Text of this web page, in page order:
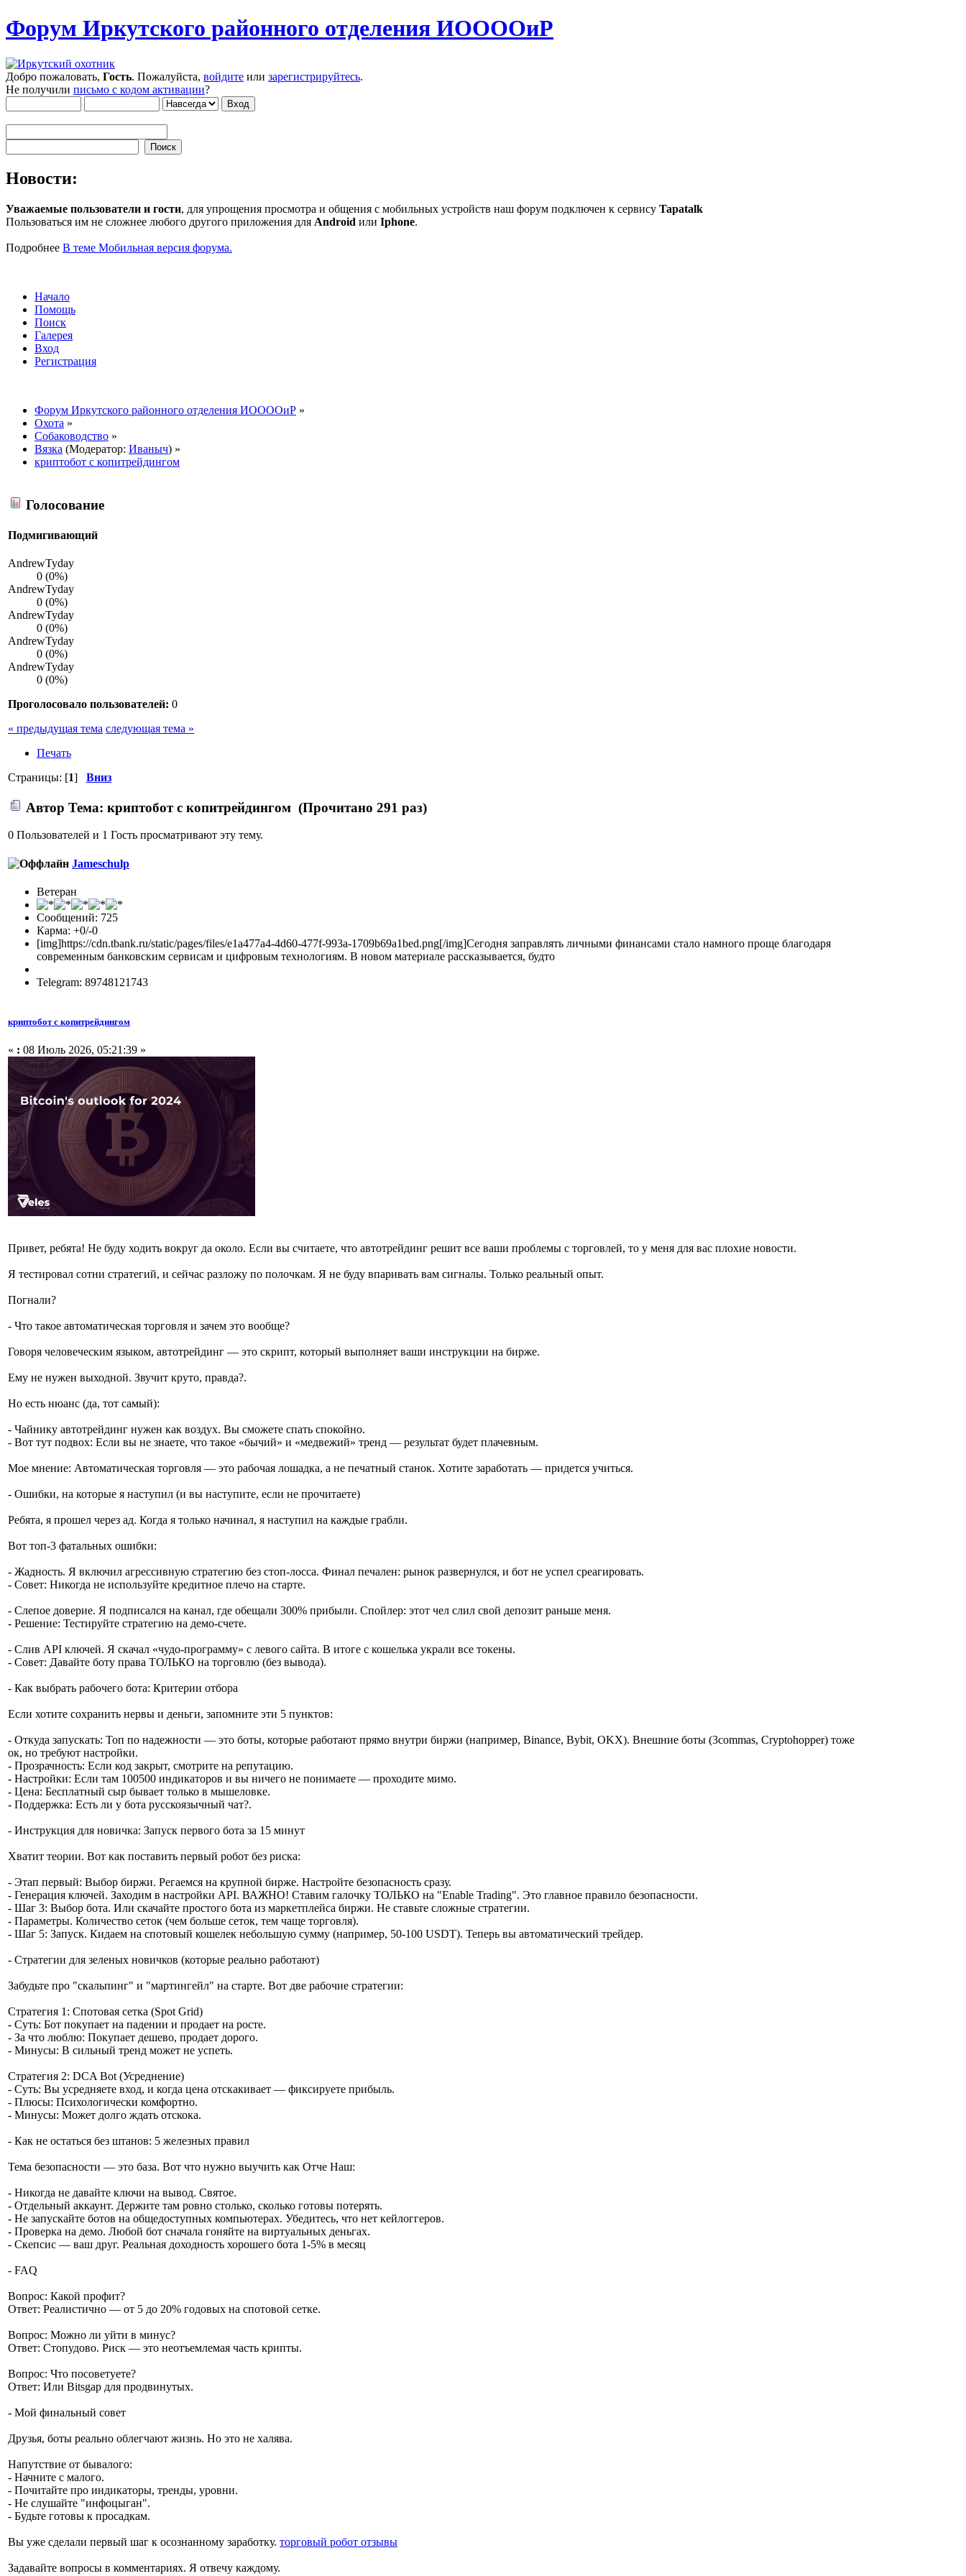
Форум Иркутского районного отделения ИООООиР
Добро пожаловать, Гость. Пожалуйста, войдите или зарегистрируйтесь.
Не получили письмо с кодом активации?
Новости:
Уважаемые пользователи и гости, для упрощения просмотра и общения с мобильных устройств наш форум подключен к сервису Tapatalk
Пользоваться им не сложнее любого другого приложения для Android или Iphone.
Подробнее В теме Мобильная версия форума.
Начало
Помощь
Поиск
Галерея
Вход
Регистрация
Форум Иркутского районного отделения ИООООиР »
Охота »
Собаководство »
Вязка (Модератор: Иваныч) »
криптобот с копитрейдингом
Голосование
Подмигивающий
AndrewTyday
0 (0%)
AndrewTyday
0 (0%)
AndrewTyday
0 (0%)
AndrewTyday
0 (0%)
AndrewTyday
0 (0%)
Проголосовало пользователей: 0
« предыдущая тема следующая тема »
Печать
Страницы: [1] Вниз
Автор Тема: криптобот с копитрейдингом (Прочитано 291 раз)
0 Пользователей и 1 Гость просматривают эту тему.
Jameschulp
Ветеран
Сообщений: 725
Карма: +0/-0
[img]https://cdn.tbank.ru/static/pages/files/e1a477a4-4d60-477f-993a-1709b69a1bed.png[/img]Сегодня заправлять личными финансами стало намного проще благодаря
современным банковским сервисам и цифровым технологиям. В новом материале рассказывается, будто
Telegram: 89748121743
криптобот с копитрейдингом
« : 08 Июль 2026, 05:21:39 »
Привет, ребята! Не буду ходить вокруг да около. Если вы считаете, что автотрейдинг решит все ваши проблемы с торговлей, то у меня для вас плохие новости.
Я тестировал сотни стратегий, и сейчас разложу по полочкам. Я не буду впаривать вам сигналы. Только реальный опыт.
Погнали?
- Что такое автоматическая торговля и зачем это вообще?
Говоря человеческим языком, автотрейдинг — это скрипт, который выполняет ваши инструкции на бирже.
Ему не нужен выходной. Звучит круто, правда?.
Но есть нюанс (да, тот самый):
- Чайнику автотрейдинг нужен как воздух. Вы сможете спать спокойно.
- Вот тут подвох: Если вы не знаете, что такое «бычий» и «медвежий» тренд — результат будет плачевным.
Мое мнение: Автоматическая торговля — это рабочая лошадка, а не печатный станок. Хотите заработать — придется учиться.
- Ошибки, на которые я наступил (и вы наступите, если не прочитаете)
Ребята, я прошел через ад. Когда я только начинал, я наступил на каждые грабли.
Вот топ-3 фатальных ошибки:
- Жадность. Я включил агрессивную стратегию без стоп-лосса. Финал печален: рынок развернулся, и бот не успел среагировать.
- Совет: Никогда не используйте кредитное плечо на старте.
- Слепое доверие. Я подписался на канал, где обещали 300% прибыли. Спойлер: этот чел слил свой депозит раньше меня.
- Решение: Тестируйте стратегию на демо-счете.
- Слив API ключей. Я скачал «чудо-программу» с левого сайта. В итоге с кошелька украли все токены.
- Совет: Давайте боту права ТОЛЬКО на торговлю (без вывода).
- Как выбрать рабочего бота: Критерии отбора
Если хотите сохранить нервы и деньги, запомните эти 5 пунктов:
- Откуда запускать: Топ по надежности — это боты, которые работают прямо внутри биржи (например, Binance, Bybit, OKX). Внешние боты (3commas, Cryptohopper) тоже
ок, но требуют настройки.
- Прозрачность: Если код закрыт, смотрите на репутацию.
- Настройки: Если там 100500 индикаторов и вы ничего не понимаете — проходите мимо.
- Цена: Бесплатный сыр бывает только в мышеловке.
- Поддержка: Есть ли у бота русскоязычный чат?.
- Инструкция для новичка: Запуск первого бота за 15 минут
Хватит теории. Вот как поставить первый робот без риска:
- Этап первый: Выбор биржи. Регаемся на крупной бирже. Настройте безопасность сразу.
- Генерация ключей. Заходим в настройки API. ВАЖНО! Ставим галочку ТОЛЬКО на "Enable Trading". Это главное правило безопасности.
- Шаг 3: Выбор бота. Или скачайте простого бота из маркетплейса биржи. Не ставьте сложные стратегии.
- Параметры. Количество сеток (чем больше сеток, тем чаще торговля).
- Шаг 5: Запуск. Кидаем на спотовый кошелек небольшую сумму (например, 50-100 USDT). Теперь вы автоматический трейдер.
- Стратегии для зеленых новичков (которые реально работают)
Забудьте про "скальпинг" и "мартингейл" на старте. Вот две рабочие стратегии:
Стратегия 1: Спотовая сетка (Spot Grid)
- Суть: Бот покупает на падении и продает на росте.
- За что люблю: Покупает дешево, продает дорого.
- Минусы: В сильный тренд может не успеть.
Стратегия 2: DCA Bot (Усреднение)
- Суть: Вы усредняете вход, и когда цена отскакивает — фиксируете прибыль.
- Плюсы: Психологически комфортно.
- Минусы: Может долго ждать отскока.
- Как не остаться без штанов: 5 железных правил
Тема безопасности — это база. Вот что нужно выучить как Отче Наш:
- Никогда не давайте ключи на вывод. Святое.
- Отдельный аккаунт. Держите там ровно столько, сколько готовы потерять.
- Не запускайте ботов на общедоступных компьютерах. Убедитесь, что нет кейлоггеров.
- Проверка на демо. Любой бот сначала гоняйте на виртуальных деньгах.
- Скепсис — ваш друг. Реальная доходность хорошего бота 1-5% в месяц
- FAQ
Вопрос: Какой профит?
Ответ: Реалистично — от 5 до 20% годовых на спотовой сетке.
Вопрос: Можно ли уйти в минус?
Ответ: Стопудово. Риск — это неотъемлемая часть крипты.
Вопрос: Что посоветуете?
Ответ: Или Bitsgap для продвинутых.
- Мой финальный совет
Друзья, боты реально облегчают жизнь. Но это не халява.
Напутствие от бывалого:
- Начните с малого.
- Почитайте про индикаторы, тренды, уровни.
- Не слушайте "инфоцыган".
- Будьте готовы к просадкам.
Вы уже сделали первый шаг к осознанному заработку. торговый робот отзывы
Задавайте вопросы в комментариях. Я отвечу каждому.